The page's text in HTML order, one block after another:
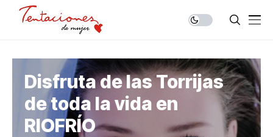
Disfruta de las Torrijas
de toda la vida en
RIOFRÍO